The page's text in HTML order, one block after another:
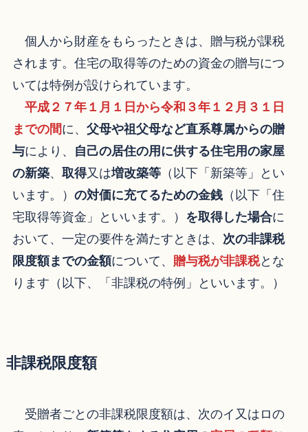
個人から財産をもらったときは、贈与税が課税
されます。住宅の取得等のための資金の贈与につ
いては特例が設けられています。
平成２７年１月１日から令和３年１２月３１日
までの間に、 父母や祖父母など直系尊属からの贈
与により、
自己の居住の用に供する住宅用の家屋
の新築、 取得又は増改築等（以下「新築等」とい
います。） の対価に充てるための金銭（以下「住
宅取得等資金」といいます。）
を取得した場合に
おいて、一定の要件を満たすときは、 次の非課税
限度額までの金額について、 贈与税が非課税とな
ります（以下、「非課税の特例」といいます。）
非課税限度額
受贈者ごとの非課税限度額は、次のイ又はロの